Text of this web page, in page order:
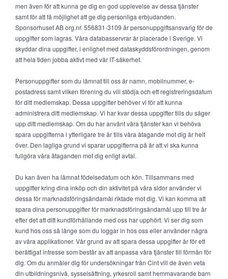
men även för att kunna ge dig en god upplevelse av dessa tjänster
samt för att få möjlighet att ge dig personliga erbjudanden.
Sponsorhuset AB org.nr. 556831-3109 är personuppgiftsansvarig för de
uppgifter som lagras. Våra databasservrar är placerade i Sverige. Vi
skyddar dina uppgifter, i enlighet med dataskyddsförordningen, genom
att hela tiden jobba aktivt med vår IT-säkerhet.
Personuppgifter som du lämnat till oss är namn, mobilnummer, e-
postadress samt vilken förening du vill stödja och ett registreringsdatum
för ditt medlemskap. Dessa uppgifter behöver vi för att kunna
administrera ditt medlemskap. Vi har kvar dessa uppgifter tills du säger
upp ditt medlemskap. Om du har använt våra tjänster kan vi behöva
spara uppgifterna i ytterligare tre år tills våra åtagande mot dig är helt
över. Den lagliga grund vi sparar uppgifterna på är att vi ska kunna
fullgöra våra åtaganden mot dig enligt avtal.
Du kan även ha lämnat födelsedatum och kön. Tillsammans med
uppgifter kring dina inköp och din aktivitet på våra sidor använder vi
dessa för marknadsföringsändamål riktade mot dig. Vi kan komma att
spara dina personuppgifter för marknadsföringsändamål upp till tre år
efter det att ditt kundförhållande med oss har upphört. Vi ser dig som
kund hos oss så länge som du loggar in hos oss eller använder några
av våra applikationer. Vår grund av att spara dessa uppgifter är för ett
berättigat intresse som består av att anpassa våra tjänster till förmån för
dig. Om du anmäler dig för undersökningar från Cint vill de även veta
din utbildningsnivå, sysselsättning, yrkesroll samt hemmavarande barn